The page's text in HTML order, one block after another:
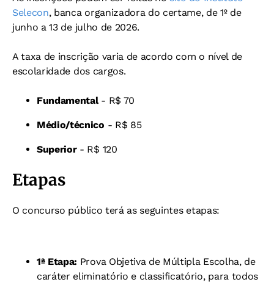
Selecon, banca organizadora do certame, de 1º de
junho a 13 de julho de 2026.
A taxa de inscrição varia de acordo com o nível de
escolaridade dos cargos.
Fundamental - R$ 70
Médio/técnico - R$ 85
Superior - R$ 120
Etapas
O concurso público terá as seguintes etapas:
1ª Etapa: Prova Objetiva de Múltipla Escolha, de
caráter eliminatório e classificatório, para todos